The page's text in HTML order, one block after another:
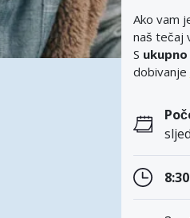
Ako vam
naš tečaj
S
dobivanje